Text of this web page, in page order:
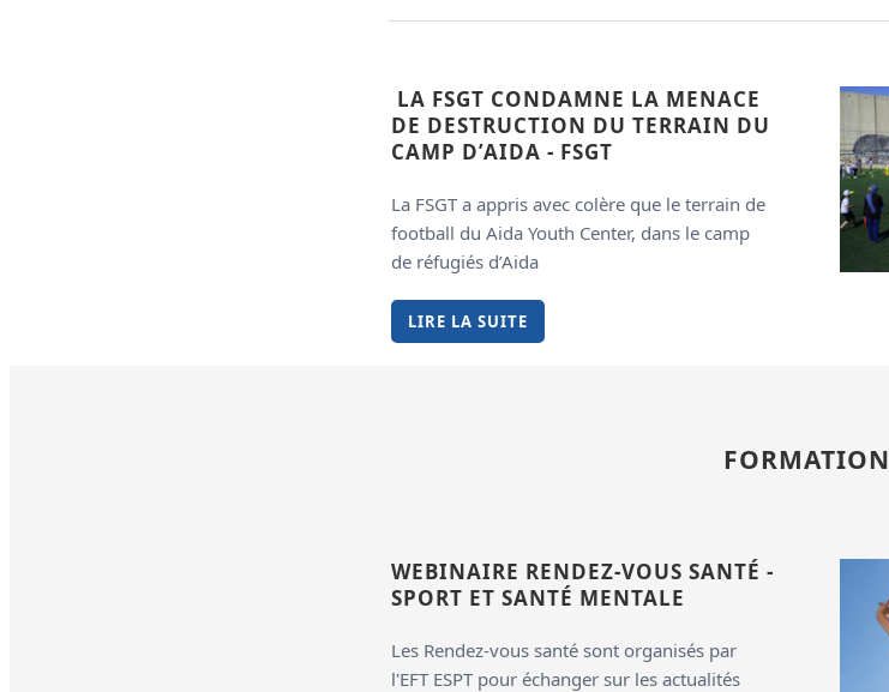
LA FSGT CONDAMNE LA MENACE
DE DESTRUCTION DU TERRAIN DU
CAMP D’AIDA - FSGT
La FSGT a appris avec colère que le terrain de
football du Aida Youth Center, dans le camp
de réfugiés d’Aida
LIRE LA SUITE
FORMATION
WEBINAIRE RENDEZ-VOUS SANTÉ -
SPORT ET SANTÉ MENTALE
Les Rendez-vous santé sont organisés par
l'EFT ESPT pour échanger sur les actualités